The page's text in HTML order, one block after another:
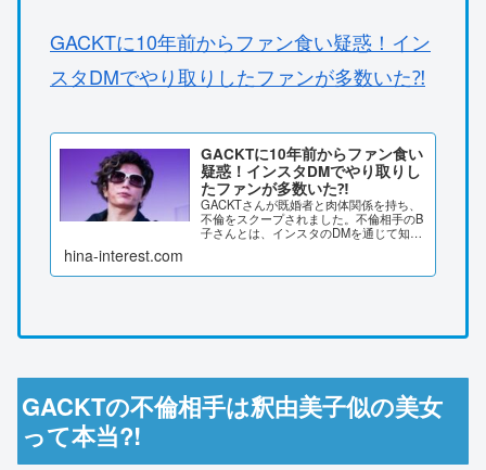
GACKTに10年前からファン食い疑惑！イン
スタDMでやり取りしたファンが多数いた⁈
GACKTに10年前からファン食い
疑惑！インスタDMでやり取りし
たファンが多数いた⁈
GACKTさんが既婚者と肉体関係を持ち、
不倫をスクープされました。不倫相手のB
子さんとは、インスタのDMを通じて知り
合っています。過去にもファン食いの噂
ついて調査しました。GACKTに10年前か
hina-interest.com
GACKTの不倫相手は釈由美子似の美女
って本当?!